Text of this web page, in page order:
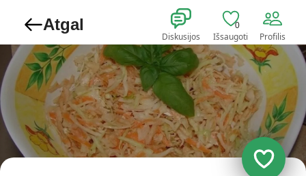
Atgal
Diskusijos
0
Išsaugoti Profilis